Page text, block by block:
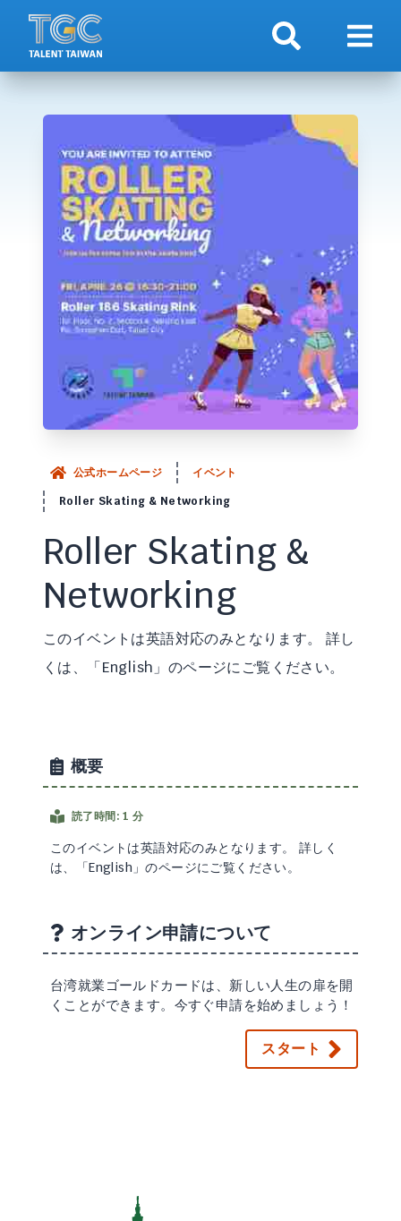
検索 ナビ
公式ホームページ
イベント
Roller Skating & Networking
Roller Skating &
Networking
このイベントは英語対応のみとなります。 詳し
くは、「English」のページにご覧ください。
概要
読了時間: 1 分
このイベントは英語対応のみとなります。 詳しく
は、「English」のページにご覧ください。
オンライン申請について
台湾就業ゴールドカードは、新しい人生の扉を開
くことができます。今すぐ申請を始めましょう！
スタート